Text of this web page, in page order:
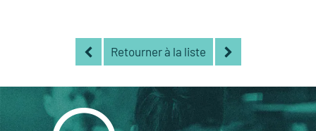
Retourner à la liste